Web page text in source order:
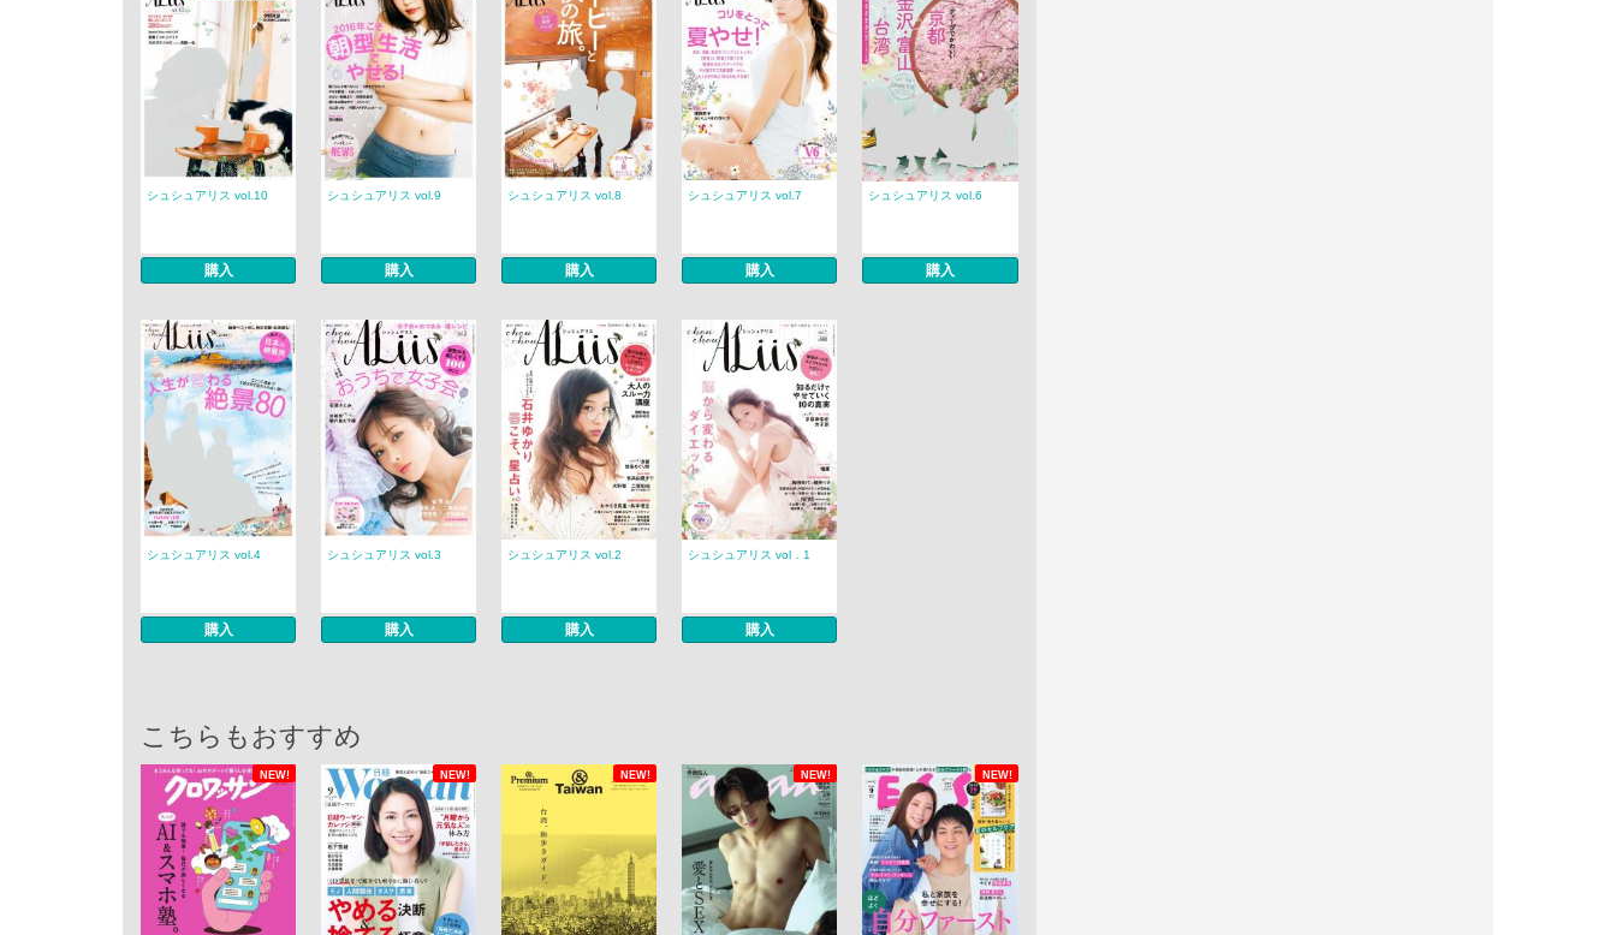
シュシュアリス vol.10
購入
シュシュアリス vol.9
購入
シュシュアリス vol.8
購入
シュシュアリス vol.7
購入
シュシュアリス vol.6
購入
シュシュアリス vol.4
購入
シュシュアリス vol.3
購入
シュシュアリス vol.2
購入
シュシュアリス vol．1
購入
こちらもおすすめ
NEW! NEW! NEW! NEW! NEW!